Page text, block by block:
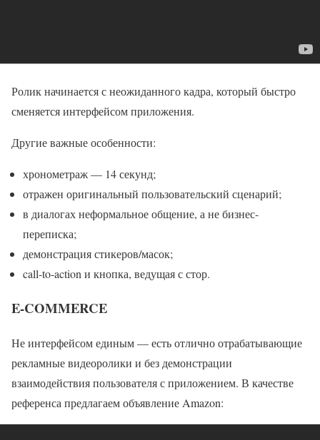
Ролик начинается с неожиданного кадра, который быстро
сменяется интерфейсом приложения.
Другие важные особенности:
хронометраж — 14 секунд;
отражен оригинальный пользовательский сценарий;
в диалогах неформальное общение, а не бизнес-
переписка;
демонстрация стикеров/масок;
call-to-action и кнопка, ведущая с стор.
E-COMMERCE
Не интерфейсом единым — есть отлично отрабатывающие
рекламные видеоролики и без демонстрации
взаимодействия пользователя с приложением. В качестве
референса предлагаем объявление Amazon: